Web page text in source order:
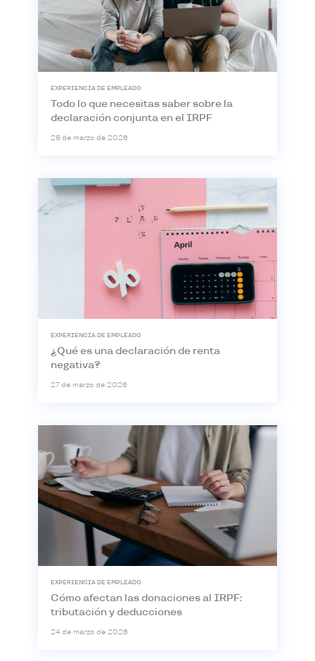
EXPERIENCIA DE EMPLEADO
Todo lo que necesitas saber sobre la
declaración conjunta en el IRPF
28 de marzo de 2026
EXPERIENCIA DE EMPLEADO
¿Qué es una declaración de renta
negativa?
27 de marzo de 2026
EXPERIENCIA DE EMPLEADO
Cómo afectan las donaciones al IRPF:
tributación y deducciones
24 de marzo de 2026